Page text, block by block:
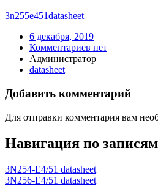
3n255e451datasheet
6 декабря, 2019
Комментариев нет
Администратор
datasheet
Добавить комментарий
Для отправки комментария вам
Навигация по записям
3N254-E4/51 datasheet
3N256-E4/51 datasheet